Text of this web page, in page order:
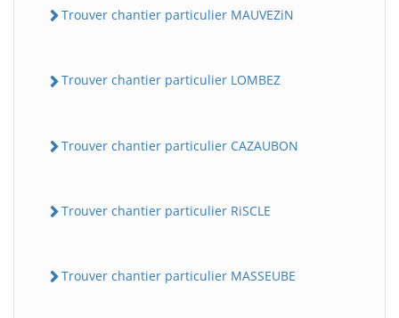
Trouver chantier particulier MAUVEZiN
Trouver chantier particulier LOMBEZ
Trouver chantier particulier CAZAUBON
Trouver chantier particulier RiSCLE
Trouver chantier particulier MASSEUBE